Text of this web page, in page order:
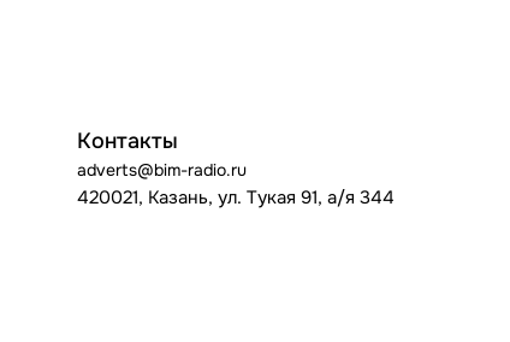
Контакты
adverts@bim-radio.ru
420021, Казань, ул. Тукая 91, а/я 344